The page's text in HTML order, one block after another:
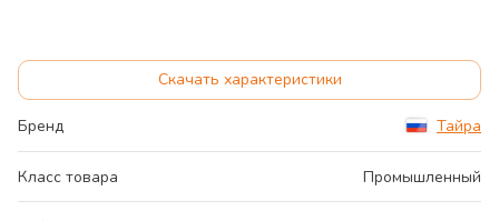
Скачать характеристики
Бренд Тайра
Класс товара Промышленный